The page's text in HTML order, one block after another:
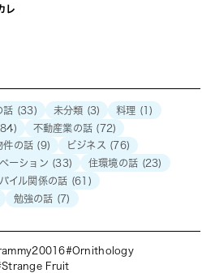
レ
話 (33) 未分類 (3) 料理 (1)
不動産業の話 (72)
件の話 (9) ビジネス (76)
ーション (33) 住環境の話 (23)
イル関係の話 (61)
勉強の話 (7)
Ornithology
Strange Fruit